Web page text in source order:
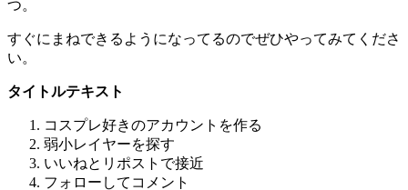
つ。
すぐにまねできるようになってるのでぜひやってみてくださ
い。
タイトルテキスト
コスプレ好きのアカウントを作る
弱小レイヤーを探す
いいねとリポストで接近
フォローしてコメント